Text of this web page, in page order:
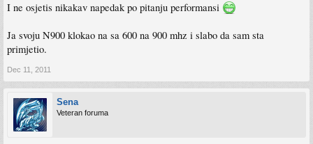
I ne osjetis nikakav napedak po pitanju performansi
Ja svoju N900 klokao na sa 600 na 900 mhz i slabo da sam sta
primjetio.
Dec 11, 2011
Sena
Veteran foruma